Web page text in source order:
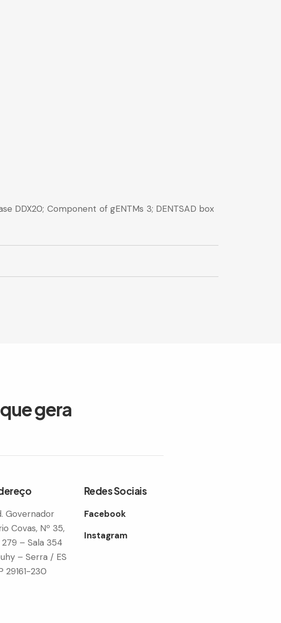
DDX20; Component of gENTMs 3; DENTSAD box
gera
Governador
Covas, Nº 35,
– Sala 354
– Serra / ES
29161-230
Redes Sociais
Facebook
Instagram